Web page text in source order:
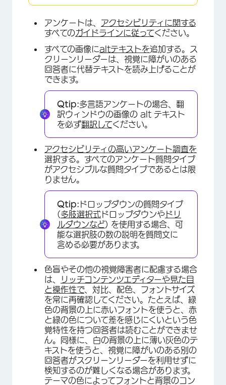
アンケートは、 アクセシビリティに関する
すべてのガイドラインに従ってください。
すべての画像にaltテキストを追加する。ス
クリーンリーダーは、視覚に障がいのある
回答者に代替テキストを読み上げることが
できます。
Qtip:多言語アンケートの場合、翻
訳ウィンドウの画像の alt テキスト
を必ず翻訳してください。
アクセシビリティの高いアンケート調査を
選択する。すべてのアンケート質問タイプ
がアクセシブルな質問タイプであるとは限
りません。
Qtip: ドロップダウンの質問タイプ
(多肢選択式 ドロップダウンや ドリ
ルダウンなど) を使用する場合、可
能な選択肢の数の説明を質問文に
含める必要があります。
色盲やその他の視覚障害者に配慮する場合
は、
リッチコンテンツエディターや見た目
と操作性で、対比、配色、フォントサイズ
を常に再確認してください。たとえば、緑
色の背景の上に赤いフォントを使うと、赤
と緑の色について差を感じにくいという色
覚特性を持つ回答者は読むことができませ
ん。同様に、白の背景の上に薄い灰色のテ
キストを使うと、視覚に障がいのある別の
回答者がスクリーンリーダーを利用せずに
検知するのが難しくなる場合があります。
テーマの色によってフォントと背景のコン